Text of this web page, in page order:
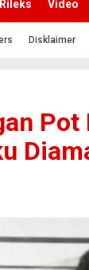
Rileks Video
Disklaimer
Pot